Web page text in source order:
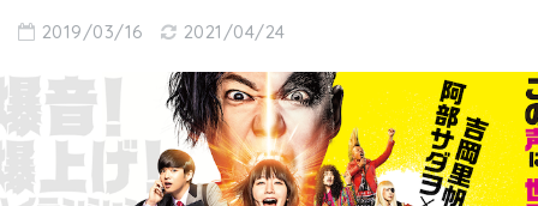
2019/03/16 2021/04/24